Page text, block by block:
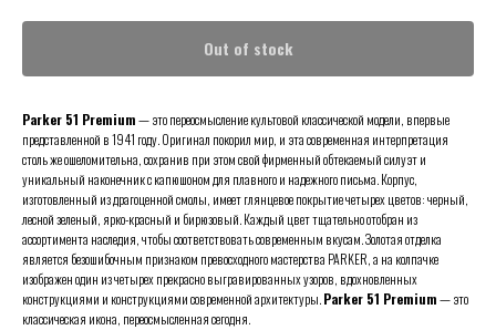
Out of stock
Parker 51 Premium— это переосмысление культовой классической модели, впервые
представленной в 1941 году. Оригинал покорил мир, и эта современная интерпретация
столь же ошеломительна, сохранив при этом свой фирменный обтекаемый силуэт и
уникальный наконечник с капюшоном для плавного и надежного письма. Корпус,
изготовленный из драгоценной смолы, имеет глянцевое покрытие четырех цветов: черный,
лесной зеленый, ярко-красный и бирюзовый. Каждый цвет тщательно отобран из
ассортимента наследия, чтобы соответствовать современным вкусам. Золотая отделка
является безошибочным признаком превосходного мастерства PARKER, а на колпачке
изображен один из четырех прекрасно выгравированных узоров, вдохновленных
конструкциями и конструкциями современной архитектуры.Parker 51 Premium— это
классическая икона, переосмысленная сегодня.